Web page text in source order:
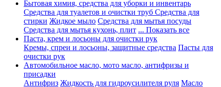
Бытовая химия, средства для уборки и инвентарь
Средства для туалетов и очистки труб Средства для
стирки Жидкое мыло Средства для мытья посуды
Средства для мытья кухонь, плит ... Показать все
Паста, крем и лосьоны для очистки рук
Кремы, спреи и лосьоны, защитные средства Пасты для
очистки рук
Автомобильное масло, мото масло, антифризы и
присадки
Антифриз Жидкость для гидроусилителя руля Масло